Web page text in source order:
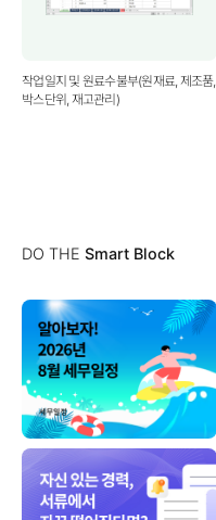
작업일지 및 원료수불부(원재료, 제조품,
박스단위, 재고관리)
DO THE Smart Block